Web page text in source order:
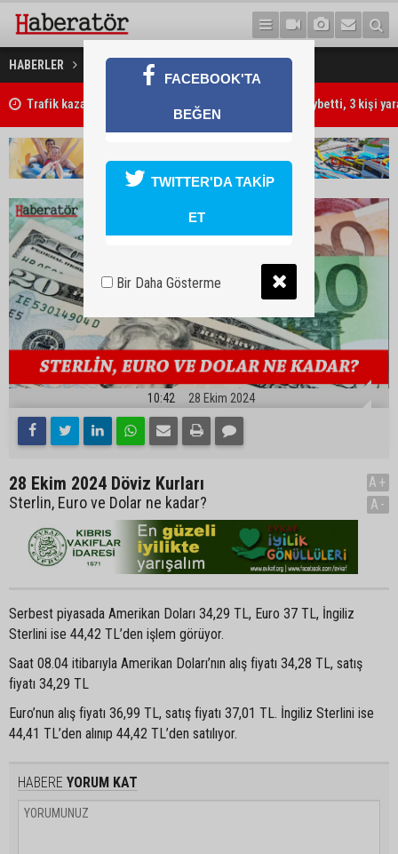
HABERLER EKONOMİ 28 Ekim 2024 Döviz Kurları
Trafik kazasında 85 yaşındaki Turan Obalı hayatını kaybetti, 3 kişi
10:42 28 Ekim 2024
28 Ekim 2024 Döviz Kurları
Sterlin, Euro ve Dolar ne kadar?
A+
A-
Serbest piyasada Amerikan Doları 34,29 TL, Euro 37 TL, İngiliz
Sterlini ise 44,42 TL’den işlem görüyor.
Saat 08.04 itibarıyla Amerikan Doları’nın alış fiyatı 34,28 TL, satış
fiyatı 34,29 TL
Euro’nun alış fiyatı 36,99 TL, satış fiyatı 37,01 TL. İngiliz Sterlini ise
44,41 TL’den alınıp 44,42 TL’den satılıyor.
HABERE YORUM KAT
FACEBOOK'TA
BEĞEN
TWITTER'DA TAKİP
ET
Bir Daha Gösterme